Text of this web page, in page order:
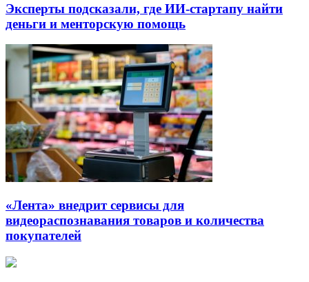
Эксперты подсказали, где ИИ-стартапу найти
деньги и менторскую помощь
«Лента» внедрит сервисы для
видеораспознавания товаров и количества
покупателей